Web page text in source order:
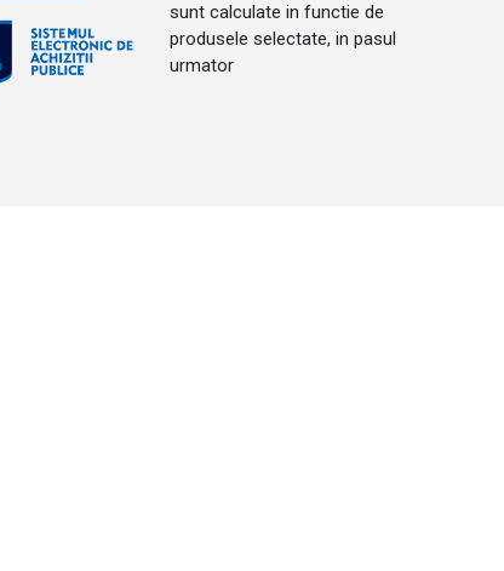
sunt calculate in functie de
produsele selectate, in pasul
urmator